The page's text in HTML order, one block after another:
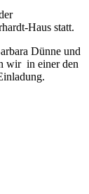
Haus statt.
Dünne und
wir in einer den